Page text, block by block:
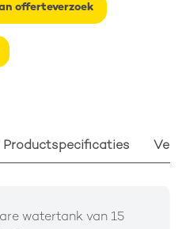
offerteverzoek
Productspecificaties
watertank van 15